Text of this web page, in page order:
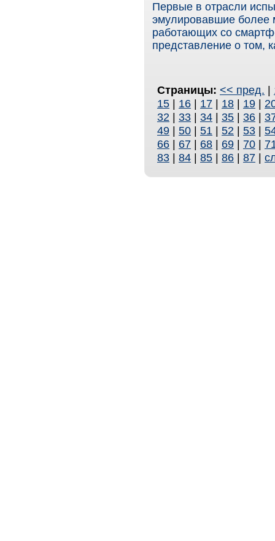
Первые в отрасли
эмулировавшие более
работающих со
представление о том,
Страницы: << пред. |
15 | 16 | 17 | 18 | 19 |
32 | 33 | 34 | 35 | 36 |
49 | 50 | 51 | 52 | 53 |
66 | 67 | 68 | 69 | 70 |
83 | 84 | 85 | 86 | 87 |